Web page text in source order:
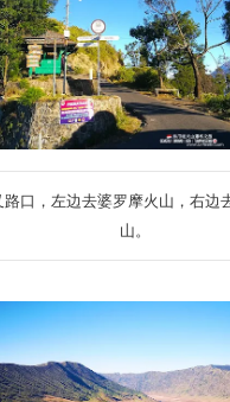
路口，左边去婆罗摩火山，右边
山。